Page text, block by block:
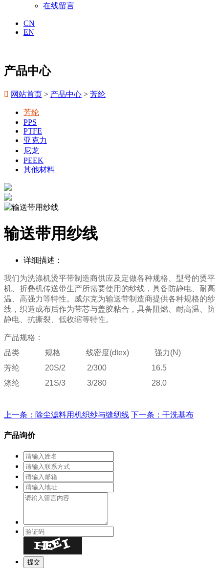
在线留言
CN
EN
产品中心
 网站首页 > 产品中心 > 芳纶
芳纶
PPS
PTFE
亚克力
尼龙
PEEK
其他材料
输送带用纱线
详细描述：
我们为洗涤机烫平带制造商供应及定做各种规格、型号的烫平
机、折叠机传送带生产所需要使用的纱线，具备防静电、耐高
温、高强力等特性。
威尔克为输送带制造商提供各种规格的纱
线 ， 织造成布后作为带芯与盖胶粘合 ， 具备阻燃 耐高温、
防
静电
抗撕裂 低收缩等特性。
产品规格：
品类
规格 线密度(dtex) 强力(N)
芳纶
20S/2 2/300
16.5
涤纶
21S/3 3/280 28.0
上一条：除尘滤料用机织纱与缝纫线 下一条：干洗基布
产品询价